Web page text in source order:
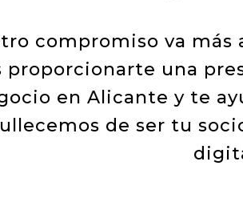
compromiso va
proporcionarte una
en Alicante y te
de ser tu